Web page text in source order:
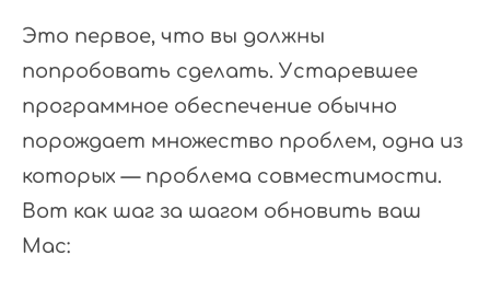
Это первое, что вы должны
попробовать сделать. Устаревшее
программное обеспечение обычно
порождает множество проблем, одна из
которых — проблема совместимости.
Вот как шаг за шагом обновить ваш
Mac: